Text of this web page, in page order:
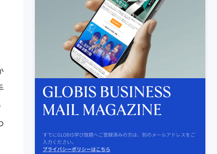
すでにGLOBIS学び放題へご登録済みの方は、別のメールアドレスをご
入力ください。
プライバシーポリシーはこちら